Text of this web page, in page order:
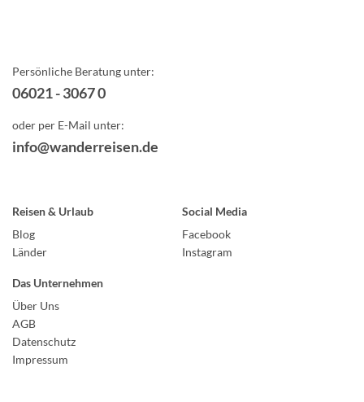
Persönliche Beratung unter:
06021 - 3067 0
oder per E-Mail unter:
info@wanderreisen.de
Reisen & Urlaub
Blog
Länder
Social Media
Facebook
Instagram
Das Unternehmen
Über Uns
AGB
Datenschutz
Impressum